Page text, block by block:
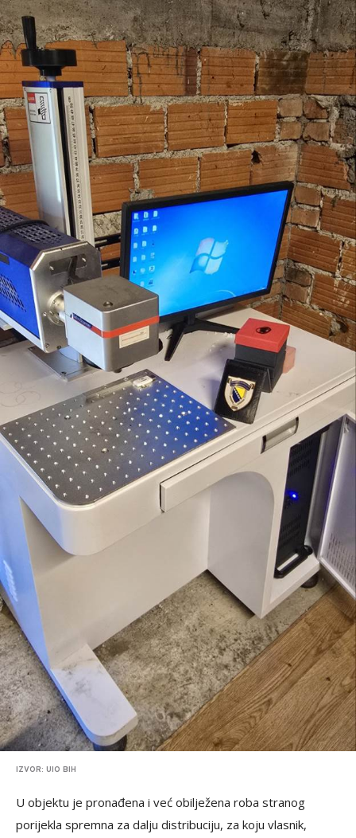
IZVOR: UIO BIH
U objektu je pronađena i već obilježena roba stranog
porijekla spremna za dalju distribuciju, za koju vlasnik,